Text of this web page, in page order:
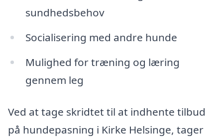
sundhedsbehov
Socialisering med andre hunde
Mulighed for træning og læring
gennem leg
Ved at tage skridtet til at indhente tilbud
på hundepasning i Kirke Helsinge, tager